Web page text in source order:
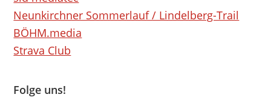
Neunkirchner Sommerlauf / Lindelberg-Trail
BÖHM.media
Strava Club
Folge uns!